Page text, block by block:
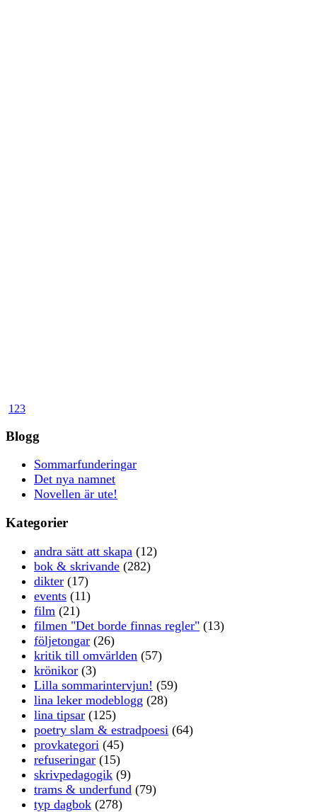
1 23
Blogg
Sommarfunderingar
Det nya namnet
Novellen är ute!
Kategorier
andra sätt att skapa (12)
bok & skrivande (282)
dikter (17)
events (11)
film (21)
filmen "Det borde finnas regler" (13)
följetongar (26)
kritik till omvärlden (57)
krönikor (3)
Lilla sommarintervjun! (59)
lina leker modeblogg (28)
lina tipsar (125)
poetry slam & estradpoesi (64)
provkategori (45)
refuseringar (15)
skrivpedagogik (9)
trams & underfund (79)
typ dagbok (278)